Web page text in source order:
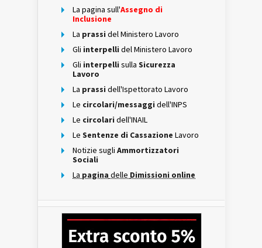
La pagina sull'Assegno di
Inclusione
La prassi del Ministero Lavoro
Gli interpelli del Ministero Lavoro
Gli interpelli sulla Sicurezza
Lavoro
La prassi dell'Ispettorato Lavoro
Le circolari/messaggi dell'INPS
Le circolari dell'INAIL
Le Sentenze di Cassazione Lavoro
Notizie sugli Ammortizzatori
Sociali
La pagina delle Dimissioni online